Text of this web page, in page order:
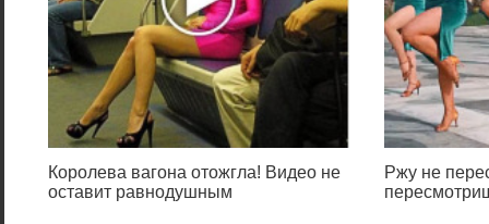
Королева вагона отожгла! Видео не
оставит равнодушным
Ржу не